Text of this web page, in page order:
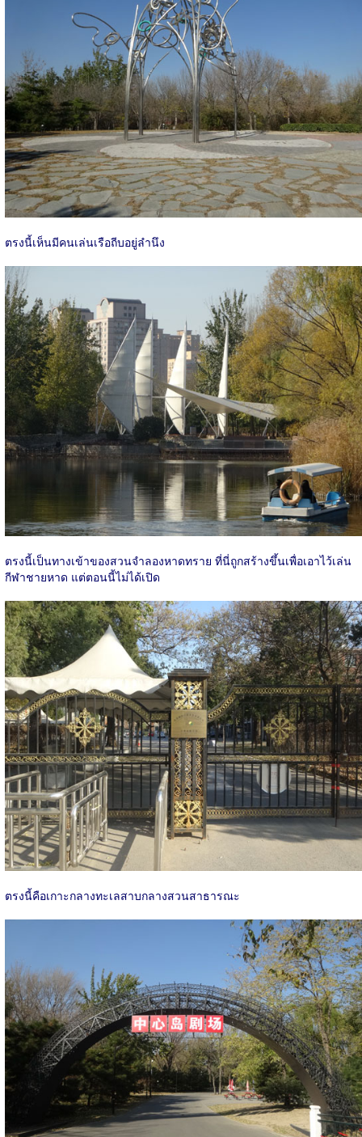
ตรงนี้เห็นมีคนเล่นเรือถีบอยู่ลำนึง
ตรงนี้เป็นทางเข้าของสวนจำลองหาดทราย ที่นี่ถูกสร้างขึ้นเพื่อเอาไว้เล่น
กีฬาชายหาด แต่ตอนนี้ไม่ได้เปิด
ตรงนี้คือเกาะกลางทะเลสาบกลางสวนสาธารณะ